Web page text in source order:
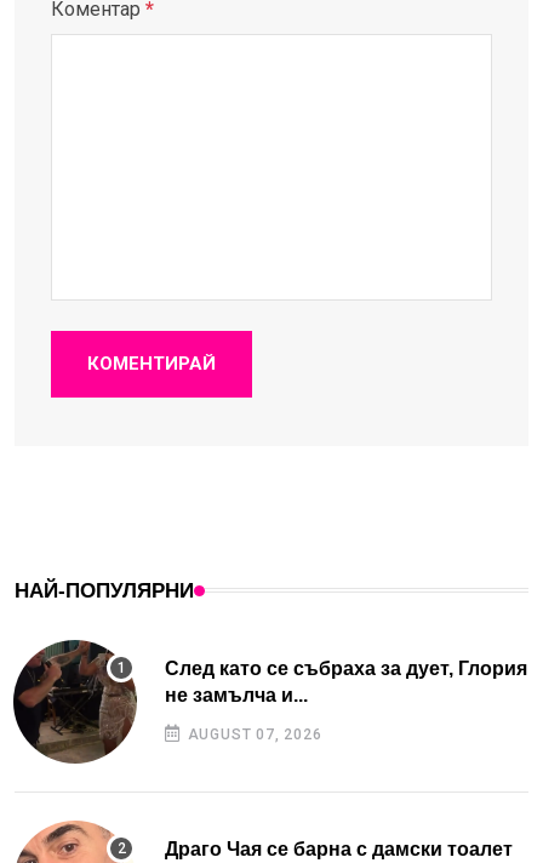
Коментар *
КОМЕНТИРАЙ
НАЙ-ПОПУЛЯРНИ
След като се събраха за дует, Глория
не замълча и...
AUGUST 07, 2026
Драго Чая се барна с дамски тоалет